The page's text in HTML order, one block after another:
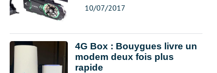
10/07/2017
4G Box : Bouygues livre un
modem deux fois plus
rapide